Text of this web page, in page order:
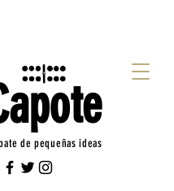
de pequeñas ideas